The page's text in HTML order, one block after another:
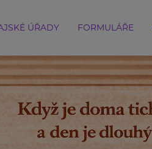
ÚŘADY FORMULÁŘE